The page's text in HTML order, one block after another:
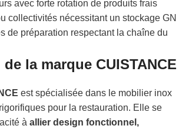
avec forte rotation de produits frais
collectivités nécessitant un stockage GN
de préparation respectant la chaîne du
la marque CUISTANCE
est spécialisée dans le mobilier inox
pour la restauration. Elle se
à allier design fonctionnel,